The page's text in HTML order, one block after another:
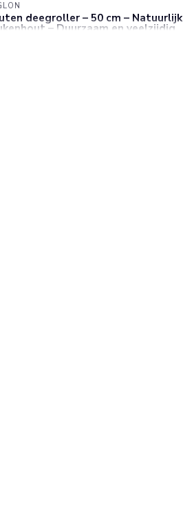
deegroller – 50 cm – Natuurlijk
– Duurzaam en veelzijdig